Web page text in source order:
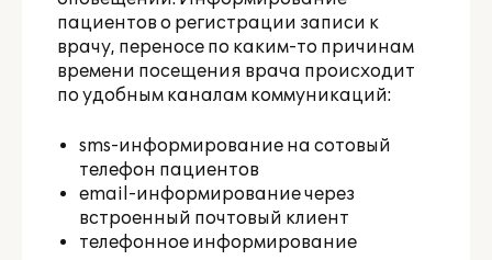
пациентов о регистрации записи к
врачу, переносе по каким-то причинам
времени посещения врача происходит
по удобным каналам коммуникаций:
sms-информирование на сотовый
телефон пациентов
email-информирование через
встроенный почтовый клиент
телефонное информирование